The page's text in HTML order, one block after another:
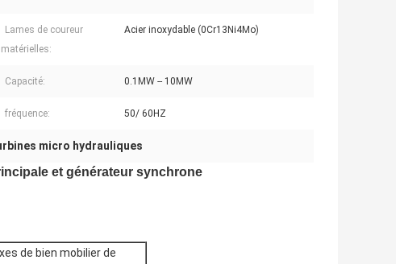
Lames de coureur
matérielles:
Acier inoxydable (0Cr13Ni4Mo)
Capacité: 0.1MW -- 10MW
fréquence: 50/ 60HZ
micro hydrauliques
et générateur synchrone
de bien mobilier de